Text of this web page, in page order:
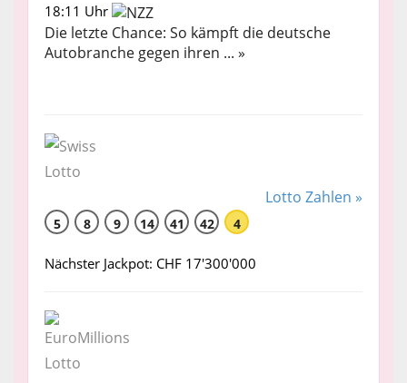
18:11 Uhr
Die letzte Chance: So kämpft die deutsche
Autobranche gegen ihren ... »
Lotto Zahlen »
5 8 9 14 41 42 4
Nächster Jackpot: CHF 17'300'000